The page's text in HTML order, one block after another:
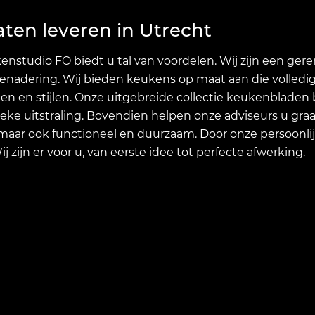
leveren in Utrecht
FO biedt u tal van voordelen. Wij zijn een
Wij bieden keukens op maat aan die
en stijlen. Onze uitgebreide collectie keukenbladen
uitstraling. Bovendien helpen onze adviseurs u
ook functioneel en duurzaam. Door onze
er voor u, van eerste idee tot perfecte afwerking.